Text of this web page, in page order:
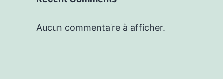
Aucun commentaire à afficher.